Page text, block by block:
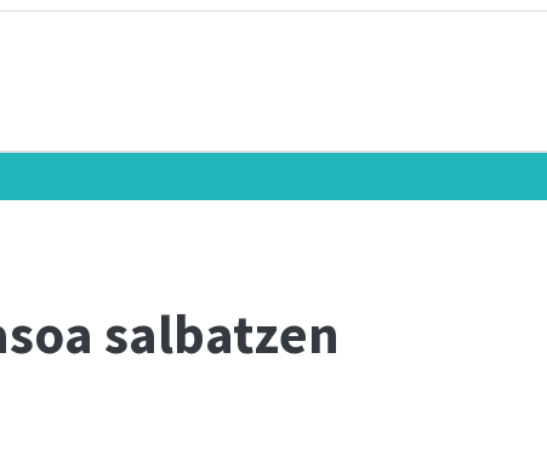
salbatzen